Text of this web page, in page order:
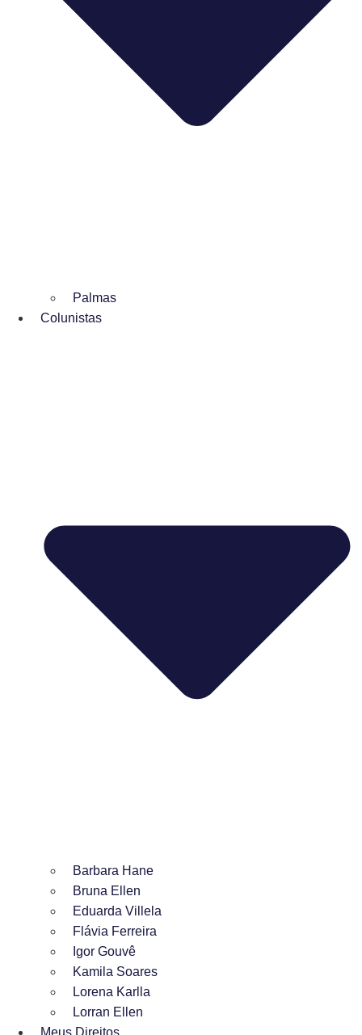
Palmas
Colunistas
Barbara Hane
Bruna Ellen
Eduarda Villela
Flávia Ferreira
Igor Gouvê
Kamila Soares
Lorena Karlla
Lorran Ellen